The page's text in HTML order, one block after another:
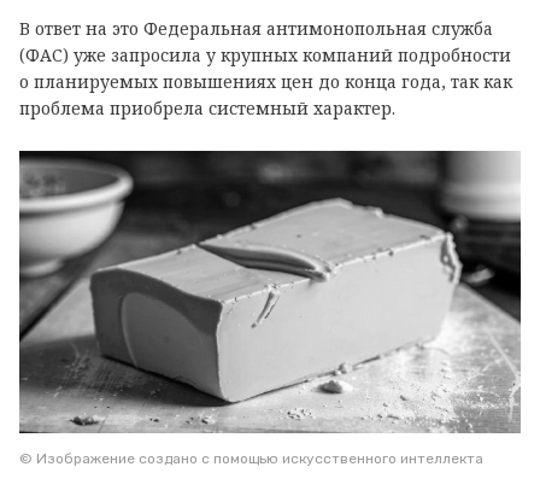
В ответ на это Федеральная антимонопольная служба
(ФАС) уже запросила у крупных компаний подробности
о планируемых повышениях цен до конца года, так как
проблема приобрела системный характер.
© Изображение создано с помощью искусственного интеллекта